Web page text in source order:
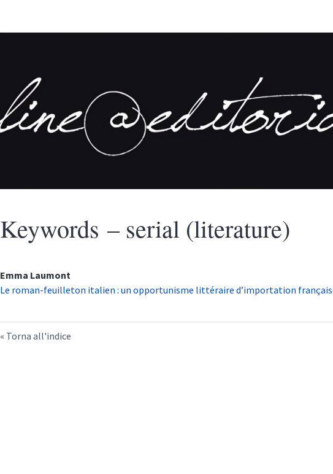
Keywords – serial (literature)
Emma Laumont
Le roman-feuilleton italien : un opportunisme littéraire d’importation
Torna all'indice